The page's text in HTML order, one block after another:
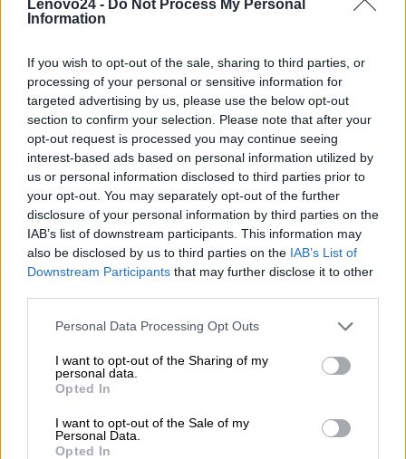
Lenovo24 - Do Not Process My Personal
Information
If you wish to opt-out of the sale, sharing to third parties, or
processing of your personal or sensitive information for
targeted advertising by us, please use the below opt-out
section to confirm your selection. Please note that after your
opt-out request is processed you may continue seeing
interest-based ads based on personal information utilized by
us or personal information disclosed to third parties prior to
your opt-out. You may separately opt-out of the further
disclosure of your personal information by third parties on the
IAB’s list of downstream participants. This information may
also be disclosed by us to third parties on the IAB’s List of
Downstream Participants that may further disclose it to other
Personal Data Processing Opt Outs
I want to opt-out of the Sharing of my
personal data.
Opted In
I want to opt-out of the Sale of my
Personal Data.
Opted In
Dane
producenta
Morrisville, NC 27560 USA
Telefon: +1 (855) 253-6686
https://lenovo.com
Podmiot
odpowiedzialny
Lenovo Technology B.V. Sp. z
o.o.
ul. Gottlieba Daimlera 1
02-460 Warszawa
info_pl@lenovo.com
https://lenovo.com
Pomoc
techniczna